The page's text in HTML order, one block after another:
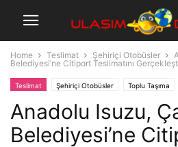
Home Teslimat Şehiriçi Otobüsler
Belediyesi’ne Citiport Teslimatını
Teslimat Şehiriçi Otobüsler Toplu Taşıma
Anadolu Isuzu,
Belediyesi’ne